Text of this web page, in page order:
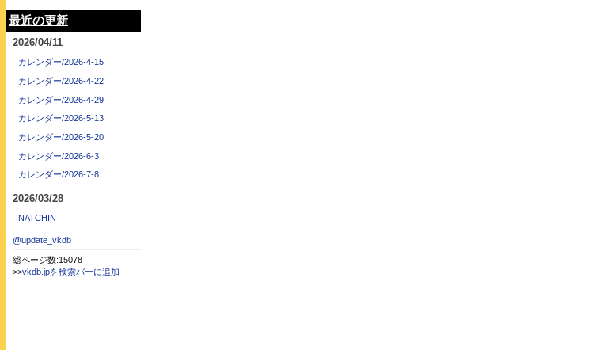
最近の更新
2026/04/11
カレンダー/2026-4-15
カレンダー/2026-4-22
カレンダー/2026-4-29
カレンダー/2026-5-13
カレンダー/2026-5-20
カレンダー/2026-6-3
カレンダー/2026-7-8
2026/03/28
NATCHIN
@update_vkdb
総ページ数:15078
>>vkdb.jpを検索バーに追加